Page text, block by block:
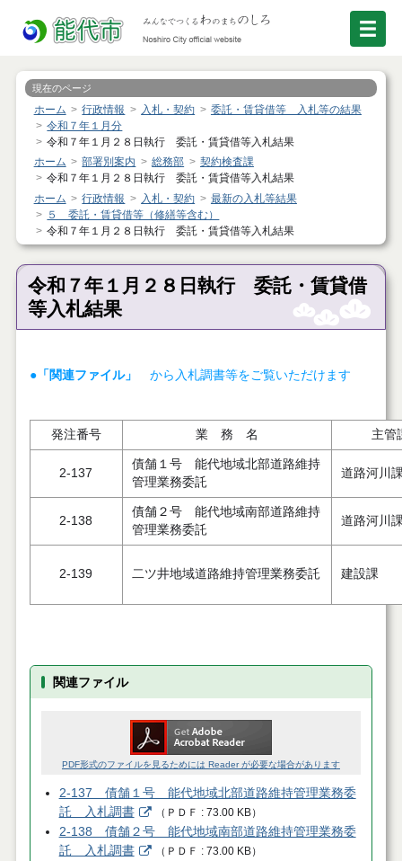
現在のページ
ホーム 行政情報 入札・契約
委託・賃貸借等 入札等の結果
令和７年１月分
令和７年１月２８日執行 委託・賃貸借等入札結果
ホーム
部署別案内 総務部
契約検査課
令和７年１月２８日執行 委託・賃貸借等入札結果
ホーム
行政情報 入札・契約
最新の入札等結果
５ 委託・賃貸借等（修繕等含む）
令和７年１月２８日執行 委託・賃貸借等入札結果
令和７年１月２８日執行 委託・賃貸借
等入札結果
●「関連ファイル」 から入札調書等をご覧いただけます
発注番号 業 務 名 主管
2-137
債舗１号 能代地域北部道路維持
管理業務委託
道路河川
2-138
債舗２号 能代地域南部道路維持
管理業務委託
道路河川
2-139 二ツ井地域道路維持管理業務委託 建設課
関連ファイル
PDF形式のファイルを見るためには Reader が必要な場合があります
2-137 債舗１号 能代地域北部道路維持管理業務委
託 入札調書
（ ＰＤＦ 73.00 KB）
2-138 債舗２号 能代地域南部道路維持管理業務委
託 入札調書
（ ＰＤＦ 73.00 KB）